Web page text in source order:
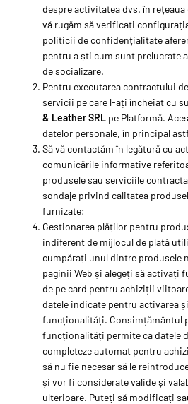
despre activitatea dvs. în
vă rugăm să verificați
politicii de confidențialitate
pentru a ști cum sunt prelucrate
de socializare.
Pentru executarea contractului
servicii pe care l-ați încheiat cu
& Leather SRL pe Platformă.
datelor personale, în principal
Să vă contactăm în legătură cu
comunicările informative
produsele sau serviciile
sondaje privind calitatea
furnizate;
Gestionarea plăților pentru
indiferent de mijlocul de plată
cumpărați unul dintre produsele
paginii Web și alegeți să activați
de pe card pentru achiziții
datele indicate pentru activarea
funcționalități. Consimțământul
funcționalități permite ca datele
completeze automat pentru
să nu fie necesar să le
și vor fi considerate valide și
ulterioare. Puteți să modificați